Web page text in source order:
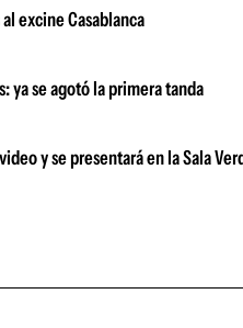
excine Casablanca
ya se agotó la primera tanda
y se presentará en la Sala